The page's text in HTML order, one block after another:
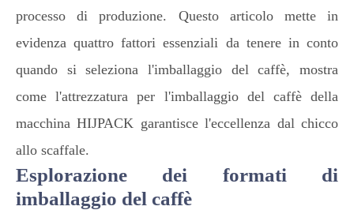
processo di produzione. Questo articolo mette in
evidenza quattro fattori essenziali da tenere in conto
quando si seleziona l'imballaggio del caffè, mostra
come l'attrezzatura per l'imballaggio del caffè della
macchina HIJPACK garantisce l'eccellenza dal chicco
allo scaffale.
Esplorazione dei formati di
imballaggio del caffè